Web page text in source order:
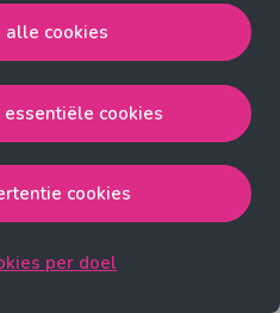
akkoord met de strict
en advertentie
gaat akkoord met de strict
alle cookies
cookies
cookies
per doel